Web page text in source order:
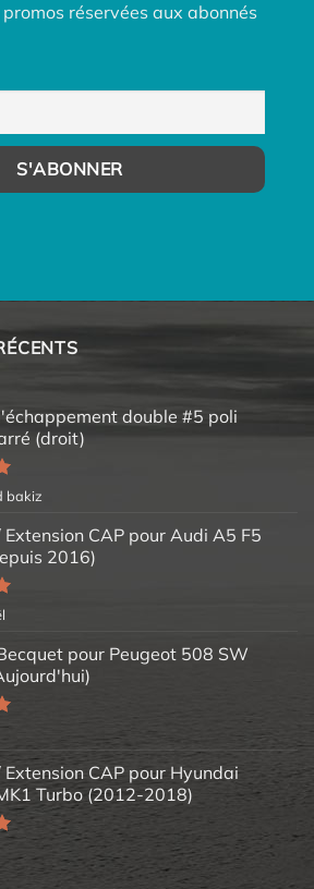
réservées aux abonnés
double #5 poli
(droit)
bakiz
Extension CAP pour Audi A5 F5
2016)
pour Peugeot 508 SW
Extension CAP pour Hyundai
Turbo (2012-2018)